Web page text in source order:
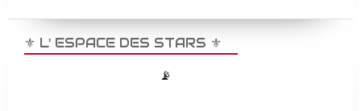
⚜️ L' ESPACE DES STARS ⚜️
📡